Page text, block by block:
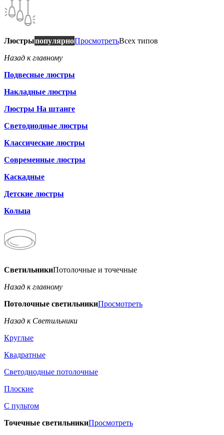
ЛюстрыпопулярноПросмотретьВсех типов
Назад к главному
Подвесные люстры
Накладные люстры
Люстры На штанге
Светодиодные люстры
Классические люстры
Современные люстры
Каскадные
Детские люстры
Кольца
СветильникиПотолочные и точечные
Назад к главному
Потолочные светильникиПросмотреть
Назад к Светильники
Круглые
Квадратные
Светодиодные потолочные
Плоские
С пультом
Точечные светильникиПросмотреть